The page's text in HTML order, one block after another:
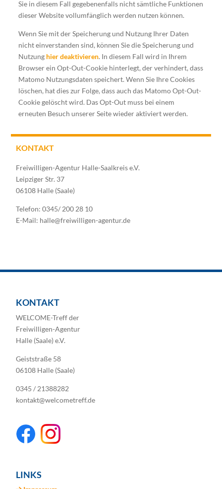
Sie in diesem Fall gegebenenfalls nicht sämtliche Funktionen
dieser Website vollumfänglich werden nutzen können.
Wenn Sie mit der Speicherung und Nutzung Ihrer Daten
nicht einverstanden sind, können Sie die Speicherung und
Nutzung hier deaktivieren. In diesem Fall wird in Ihrem
Browser ein Opt-Out-Cookie hinterlegt, der verhindert, dass
Matomo Nutzungsdaten speichert. Wenn Sie Ihre Cookies
löschen, hat dies zur Folge, dass auch das Matomo Opt-Out-
Cookie gelöscht wird. Das Opt-Out muss bei einem
erneuten Besuch unserer Seite wieder aktiviert werden.
KONTAKT
Freiwilligen-Agentur Halle-Saalkreis e.V.
Leipziger Str. 37
06108 Halle (Saale)
Telefon: 0345/ 200 28 10
E-Mail: halle@freiwilligen-agentur.de
KONTAKT
WELCOME-Treff der
Freiwilligen-Agentur
Halle (Saale) e.V.
Geiststraße 58
06108 Halle (Saale)
0345 / 21388282
kontakt@welcometreff.de
LINKS